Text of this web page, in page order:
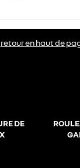
retour en haut de
DE